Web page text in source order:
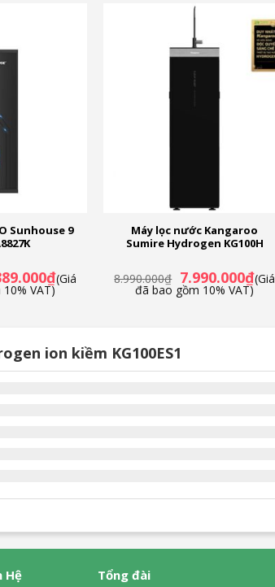
Sunhouse 9
₫Giá
hiện
(Giá
VAT)
Máy lọc nước Kangaroo
Sumire Hydrogen KG100H
8.990.000₫ Giá
gốc
là:
7.990.000₫Giá
hiện
(Giá
đã bao gồm 10% VAT)
và nhiều ưu đãi khác
ion kiềm KG100ES1
Hệ Tổng đài